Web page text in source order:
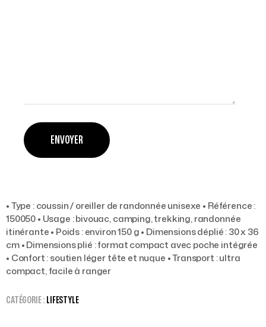
• Type : coussin / oreiller de randonnée unisexe • Référence :
150050 • Usage : bivouac, camping, trekking, randonnée
itinérante • Poids : environ 150 g • Dimensions déplié : 30 x 36
cm • Dimensions plié : format compact avec poche intégrée
• Confort : soutien léger tête et nuque • Transport : ultra
compact, facile à ranger
CATÉGORIE : LIFESTYLE